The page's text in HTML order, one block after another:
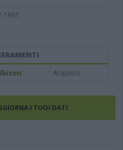
1991
Acquisto
I TUOI DATI